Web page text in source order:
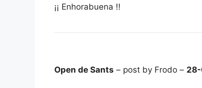
¡¡ Enhorabuena !!
Open de Sants – post by Frodo –